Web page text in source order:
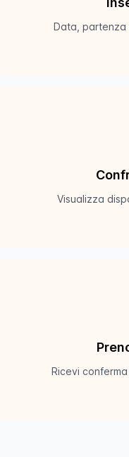
Data, partenza
Visualizza
Ricevi